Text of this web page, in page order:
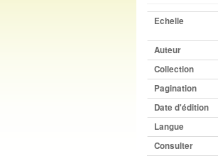
Echelle
Auteur
Collection
Pagination
Date d'édition
Langue
Consulter